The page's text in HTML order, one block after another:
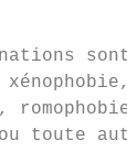
toute